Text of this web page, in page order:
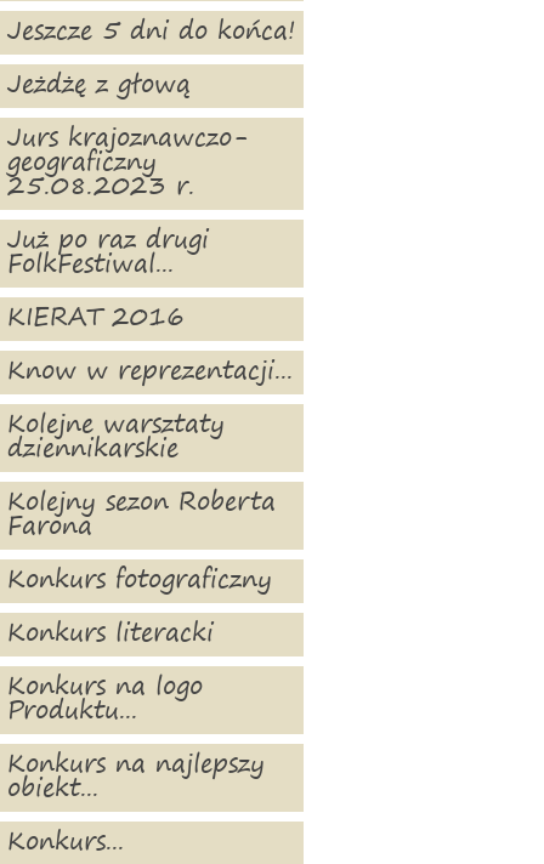
Jeszcze 5 dni do końca!
Jeżdżę z głową
Jurs krajoznawczo-
geograficzny
25.08.2023 r.
Już po raz drugi
FolkFestiwal...
KIERAT 2016
Know w reprezentacji...
Kolejne warsztaty
dziennikarskie
Kolejny sezon Roberta
Farona
Konkurs fotograficzny
Konkurs literacki
Konkurs na logo
Produktu...
Konkurs na najlepszy
obiekt...
Konkurs...